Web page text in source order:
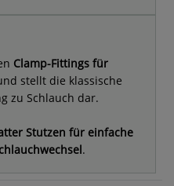
Clamp-Fittings für
stellt die klassische
zu Schlauch dar.
Stutzen für einfache
.